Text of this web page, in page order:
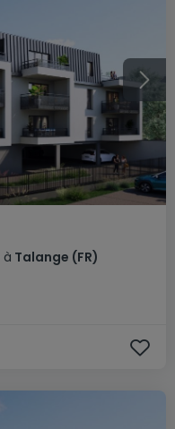
à Talange (FR)